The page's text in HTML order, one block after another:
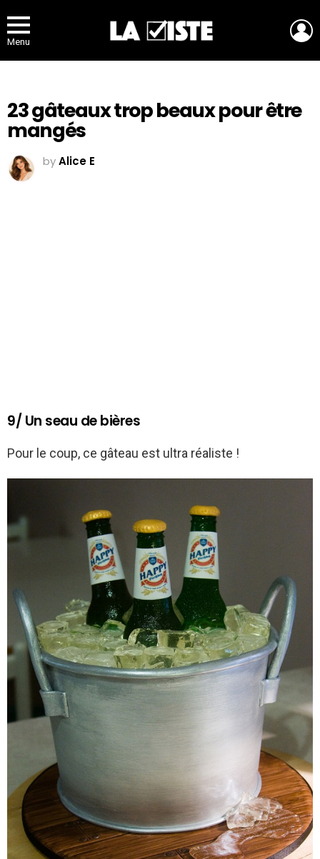
Menu
23 gâteaux trop beaux pour être
mangés
byAlice E
9/ Un seau de bières
Pour le coup, ce gâteau est ultra réaliste !